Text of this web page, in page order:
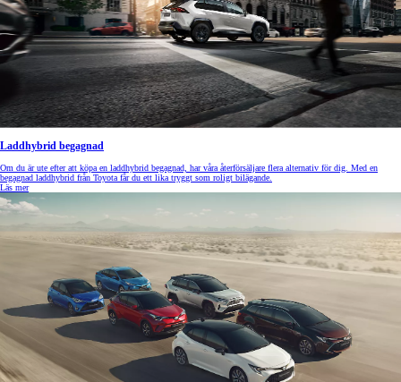
Laddhybrid begagnad
Om du är ute efter att köpa en laddhybrid begagnad, har våra återförsäljare flera alternativ för dig. Med en
begagnad laddhybrid från Toyota får du ett lika tryggt som roligt bilägande.
Läs mer